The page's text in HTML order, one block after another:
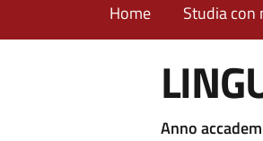
Home Studia con
Anno